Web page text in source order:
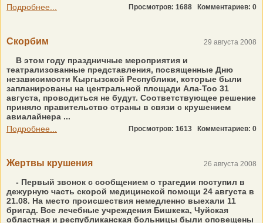
Подробнее...
Просмотров: 1688 Комментариев: 0
Скорбим 29 августа 2008
В этом году праздничные мероприятия и
театрализованные представления, посвященные Дню
независимости Кыргызской Республики, которые были
запланированы на центральной площади Ала-Тоо 31
августа, проводиться не будут. Соответствующее решение
приняло правительство страны в связи с крушением
авиалайнера ...
Подробнее...
Просмотров: 1613 Комментариев: 0
Жертвы крушения 26 августа 2008
- Первый звонок с сообщением о трагедии поступил в
дежурную часть скорой медицинской помощи 24 августа в
21.08. На место происшествия немедленно выехали 11
бригад. Все лечебные учреждения Бишкека, Чуйская
областная и республиканская больницы были оповещены